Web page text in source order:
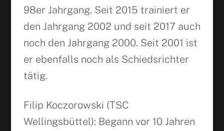
98er Jahrgang. Seit 2015 trainiert er
den Jahrgang 2002 und seit 2017 auch
noch den Jahrgang 2000. Seit 2001 ist
er ebenfalls noch als Schiedsrichter
tätig.
Filip Koczorowski (TSC
Wellingsbüttel): Begann vor 10 Jahren